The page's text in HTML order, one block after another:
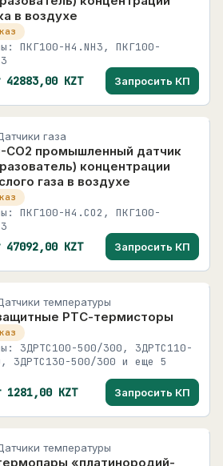
в воздухе
ПКГ100-Н4.NH3, ПКГ100-
42883,00 KZT Запросить КП
газа
СО2 промышленный датчик
концентрации
газа в воздухе
ПКГ100-Н4.СО2, ПКГ100-
47092,00 KZT Запросить КП
температуры
РТС-термисторы
3ДРТС100-500/300, 3ДРТС110-
3ДРТС130-500/300 и еще 5
1281,00 KZT Запросить КП
температуры
«платинородий-